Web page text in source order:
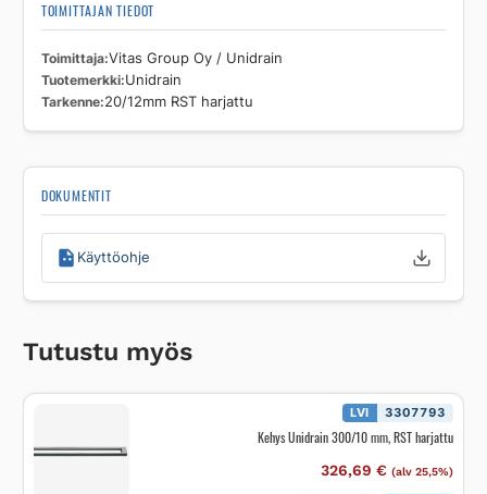
TOIMITTAJAN TIEDOT
Toimittaja Vitas Group Oy / Unidrain
Tuotemerkki Unidrain
Tarkenne 20/12mm RST harjattu
DOKUMENTIT
Käyttöohje
Tutustu myös
LVI 3307793
Kehys Unidrain 300/10 mm, RST harjattu
326,69 € (alv 25,5%)